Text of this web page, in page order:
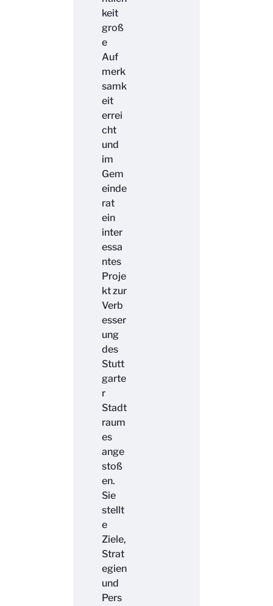
keit
groß
e
Auf
merk
samk
eit
errei
cht
und
im
Gem
einde
rat
ein
inter
essa
ntes
Proje
kt zur
Verb
esser
ung
des
Stutt
garte
r
Stadt
raum
es
ange
stoß
en.
Sie
stellt
e
Ziele,
Strat
egien
und
Pers